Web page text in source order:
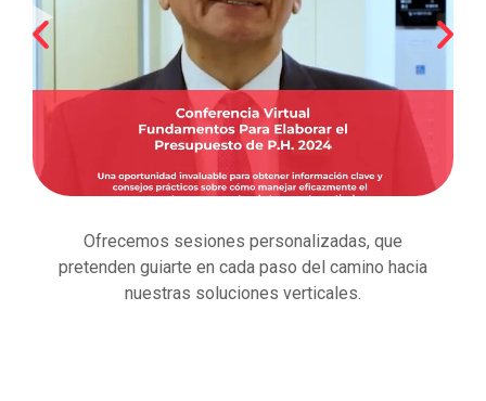
Ofrecemos sesiones personalizadas, que
pretenden guiarte en cada paso del camino hacia
nuestras soluciones verticales.